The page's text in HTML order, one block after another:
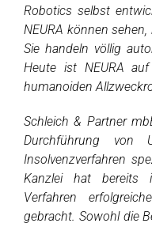
Robotics selbst
NEURA können
Sie handeln völlig
Heute ist NEURA
humanoiden
Schleich & Partner
Durchführung von
Insolvenzverfahren
Kanzlei hat bereits
Verfahren
gebracht. Sowohl die